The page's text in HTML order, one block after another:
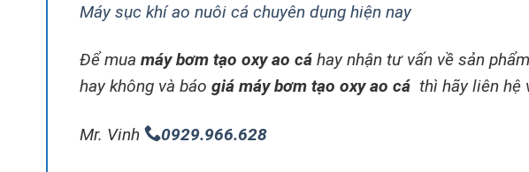
Máy sục khí ao nuôi cá chuyên dụng hiện nay
Để mua máy bơm tạo oxy ao cá hay nhận tư vấn về sản
hay không và báo giá máy bơm tạo oxy ao cá thì hãy liên hệ
Mr. Vinh 0929.966.628